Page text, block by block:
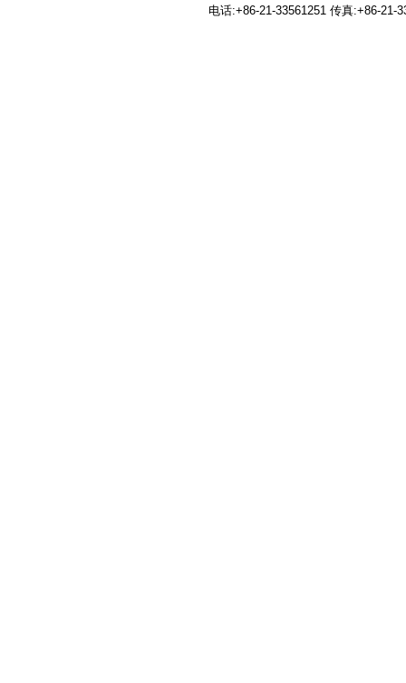
电话:+86-21-33561251 传真:+86-